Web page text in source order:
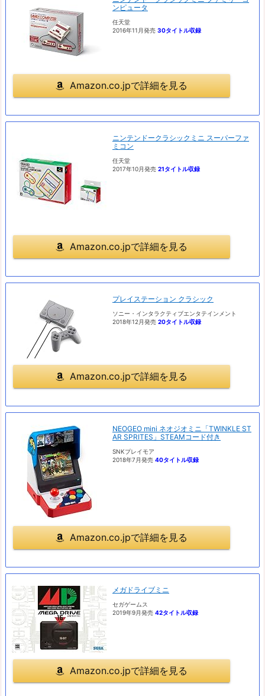
ンピュータ
任天堂
2016年11月発売 30タイトル収録
Amazon.co.jpで詳細を見る
ニンテンドークラシックミニ スーパーファ
ミコン
任天堂
2017年10月発売 21タイトル収録
Amazon.co.jpで詳細を見る
プレイステーション クラシック
ソニー・インタラクティブエンタテインメント
2018年12月発売 20タイトル収録
Amazon.co.jpで詳細を見る
NEOGEO mini ネオジオミニ「TWINKLE ST
AR SPRITES」STEAMコード付き
SNKプレイモア
2018年7月発売 40タイトル収録
Amazon.co.jpで詳細を見る
メガドライブミニ
セガゲームス
2019年9月発売 42タイトル収録
Amazon.co.jpで詳細を見る